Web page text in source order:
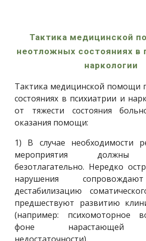
Тактика медицинской
неотложных состояниях в
наркологии
Тактика медицинской помощи
состояниях в психиатрии и
от тяжести состояния
оказания помощи:
1) В случае необходимости
мероприятия должны
безотлагательно. Нередко
нарушения
дестабилизацию
предшествуют развитию
(например: психомоторное
фоне нарастающей